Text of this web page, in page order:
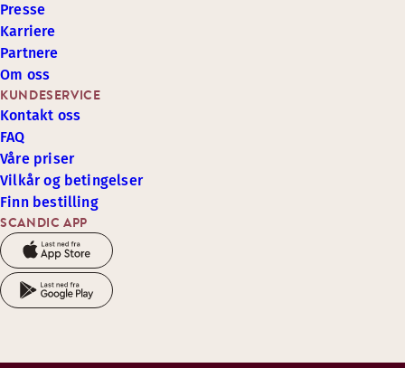
SCANDIC APP
KUNDESERVICE
Kontakt oss
FAQ
Våre priser
Vilkår og betingelser
Finn bestilling
Presse
Karriere
Partnere
Om oss